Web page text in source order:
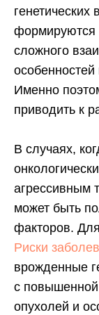
генетических
формируются
сложного
Именно
приводить к
В случаях,
агрессивным
может быть
факторов.
Риски
врожденные
с повышенной
опухолей и